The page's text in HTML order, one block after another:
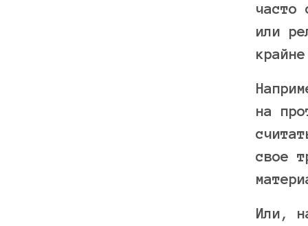
часто
или
на
свое
Или,